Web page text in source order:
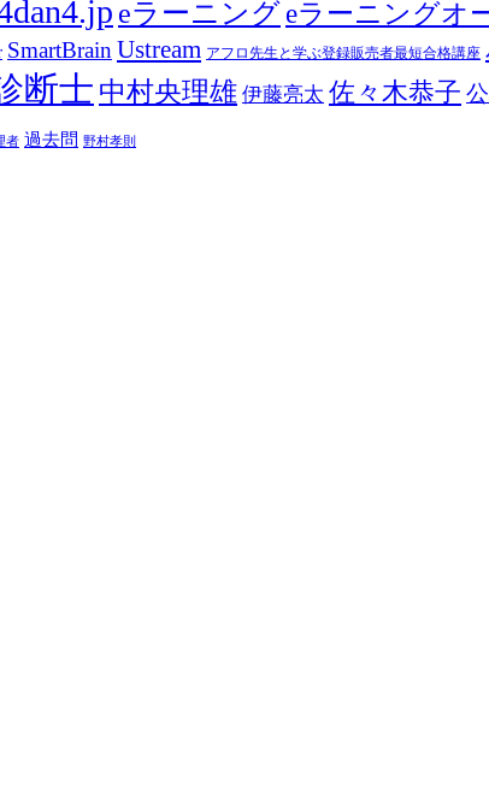
eラーニング eラーニングオ
SmartBrain Ustream アフロ先生と学ぶ登録販売者最短合格講座
断士 中村央理雄 伊藤亮太 佐々木恭子
者 過去問 野村孝則